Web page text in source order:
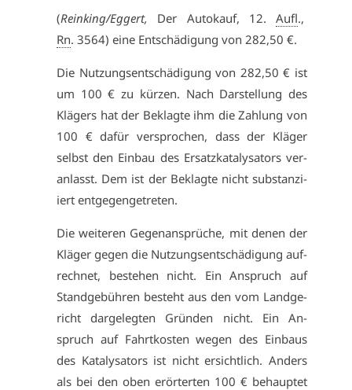
(Rein­king/Eg­gert, Der Au­to­kauf, 12. Aufl.,
Rn. 3564) ei­ne Ent­schä­di­gung von 282,50 €.
Die Nut­zungs­ent­schä­di­gung von 282,50 € ist
um 100 € zu kür­zen. Nach Dar­stel­lung des
Klä­gers hat der Be­klag­te ihm die Zah­lung von
100 € da­für ver­spro­chen, dass der Klä­ger
selbst den Ein­bau des Er­satz­ka­ta­ly­sa­tors ver­
an­lasst. Dem ist der Be­klag­te nicht sub­stan­zi­
iert ent­ge­gen­ge­tre­ten.
Die wei­te­ren Ge­gen­an­sprü­che, mit de­nen der
Klä­ger ge­gen die Nut­zungs­ent­schä­di­gung auf­
rech­net, be­ste­hen nicht. Ein An­spruch auf
Stand­ge­büh­ren be­steht aus den vom Land­ge­
richt dar­ge­leg­ten Grün­den nicht. Ein An­
spruch auf Fahrt­kos­ten we­gen des Ein­baus
des Ka­ta­ly­sa­tors ist nicht er­sicht­lich. An­ders
als bei den oben er­ör­ter­ten 100 € be­haup­tet